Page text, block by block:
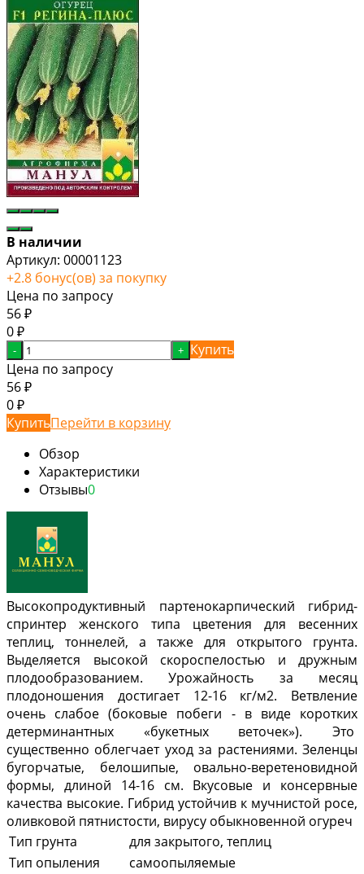
В наличии
Артикул: 00001123
+2.8 бонус(ов) за покупку
Цена по запросу
56 ₽
0 ₽
- + Купить
Цена по запросу
56 ₽
0 ₽
КупитьПерейти в корзину
Обзор
Характеристики
Отзывы0
Высокопродуктивный партенокарпический гибрид-
спринтер женского типа цветения для весенних
теплиц, тоннелей, а также для открытого грунта.
Выделяется высокой скороспелостью и дружным
плодообразованием. Урожайность за месяц
плодоношения достигает 12-16 кг/м2. Ветвление
очень слабое (боковые побеги - в виде коротких
детерминантных «букетных веточек»). Это
существенно облегчает уход за растениями. Зеленцы
бугорчатые, белошипые, овально-веретеновидной
формы, длиной 14-16 см. Вкусовые и консервные
качества высокие. Гибрид устойчив к мучнистой росе,
оливковой пятнистости, вирусу обыкновенной огуреч
Тип грунта
для закрытого, теплиц
Тип опыления
самоопыляемые